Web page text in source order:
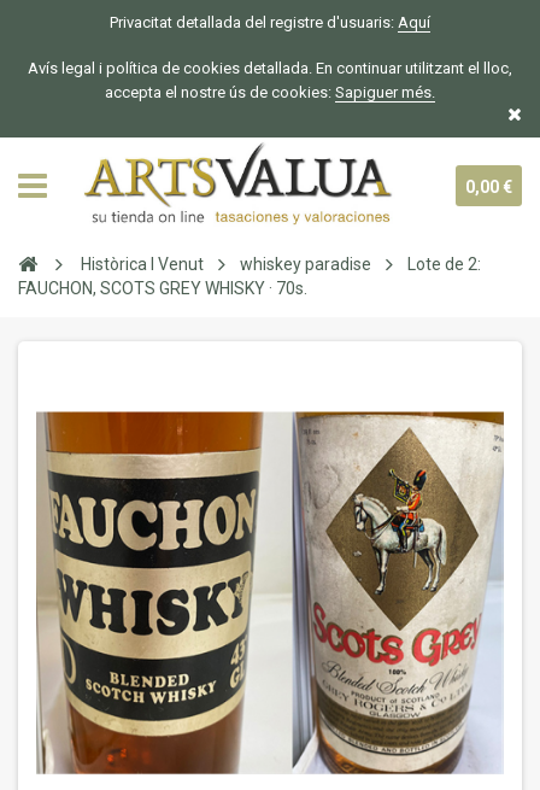
Privacitat detallada del registre d'usuaris: Aquí
Avís legal i política de cookies detallada. En continuar utilitzant el lloc,
accepta el nostre ús de cookies: Sapiguer més.
0,00 €
Històrica I Venut whiskey paradise
Lote de 2:
FAUCHON, SCOTS GREY WHISKY · 70s.